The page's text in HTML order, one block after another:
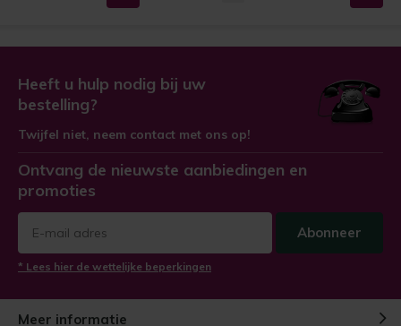
Heeft u hulp nodig bij uw
bestelling?
Twijfel niet, neem contact met ons op!
Ontvang de nieuwste aanbiedingen en
promoties
Abonneer
* Lees hier de wettelijke beperkingen
Meer informatie